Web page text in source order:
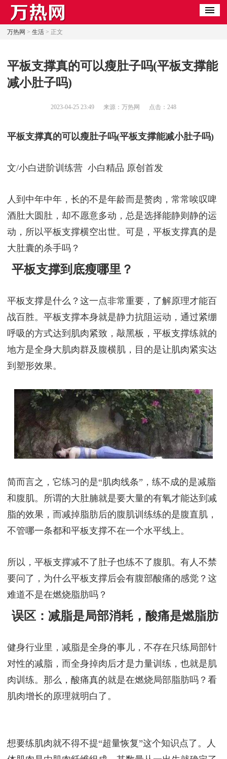
万热网 > 生活> 正文
​平板支撑真的可以瘦肚子吗(平板支撑能
减小肚子吗)
2023-04-25 23:49 来源：万热网 点击： 248
平板支撑真的可以瘦肚子吗(平板支撑能减小肚子吗)
文/小白进阶训练营 小白精品 原创首发
人到中年中年，长的不是年龄而是赘肉，常常唉叹啤
酒肚大圆肚，却不愿意多动，总是选择能静则静的运
动，所以平板支撑横空出世。可是，平板支撑真的是
大肚囊的杀手吗？
平板支撑到底瘦哪里？
平板支撑是什么？这一点非常重要，了解原理才能百
战百胜。平板支撑本身就是静力抗阻运动，通过紧绷
呼吸的方式达到肌肉紧致，敲黑板，平板支撑练就的
地方是全身大肌肉群及腹横肌，目的是让肌肉紧实达
到塑形效果。
简而言之，它练习的是“肌肉线条”，练不成的是减脂
和腹肌。所谓的大肚腩就是要大量的有氧才能达到减
脂的效果，而减掉脂肪后的腹肌训练练的是腹直肌，
不管哪一条都和平板支撑不在一个水平线上。
所以，平板支撑减不了肚子也练不了腹肌。有人不禁
要问了，为什么平板支撑后会有腹部酸痛的感觉？这
难道不是在燃烧脂肪吗？
误区：减脂是局部消耗，酸痛是燃脂肪
健身行业里，减脂是全身的事儿，不存在只练局部针
对性的减脂，而全身掉肉后才是力量训练，也就是肌
肉训练。那么，酸痛真的就是在燃烧局部脂肪吗？看
肌肉增长的原理就明白了。
想要练肌肉就不得不提“超量恢复”这个知识点了。人